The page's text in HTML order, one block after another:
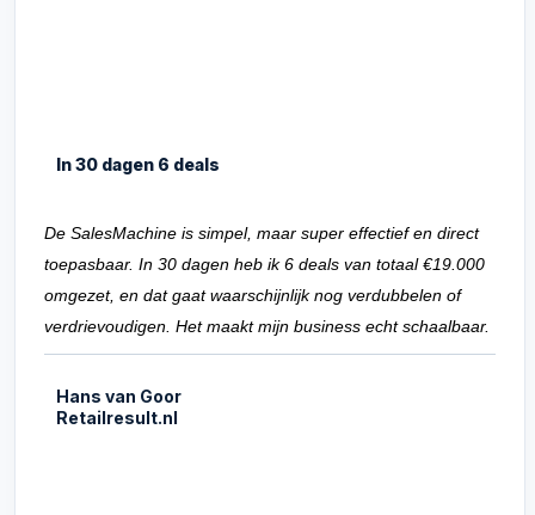
In 30 dagen 6 deals
De SalesMachine is simpel, maar super effectief en direct
toepasbaar. In 30 dagen heb ik 6 deals van totaal €19.000
omgezet, en dat gaat waarschijnlijk nog verdubbelen of
verdrievoudigen. Het maakt mijn business echt schaalbaar.
Hans van Goor
Retailresult.nl